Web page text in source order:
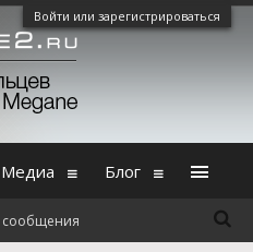
Войти или зарегистрироваться
сообщения
Медиа Блог